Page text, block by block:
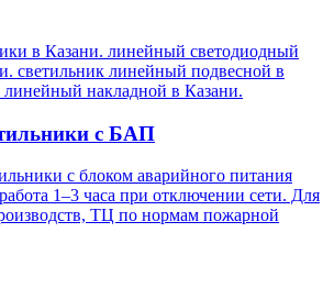
в Казани. линейный светодиодный
светильник линейный подвесной в
линейный накладной в Казани.
с БАП
с блоком аварийного питания
1–3 часа при отключении сети. Для
ТЦ по нормам пожарной